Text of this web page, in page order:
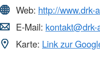
Web: http://www.drk-
E-Mail:
Karte: Link zur